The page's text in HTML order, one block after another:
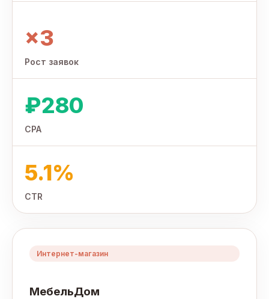
×3
Рост заявок
₽280
CPA
5.1%
CTR
Интернет-магазин
МебельДом